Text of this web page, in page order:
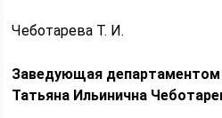
Чеботарева Т. И.
Заведующая департаментом
Татьяна Ильинична